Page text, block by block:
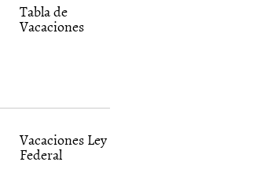
Tabla de
Vacaciones
Vacaciones Ley
Federal